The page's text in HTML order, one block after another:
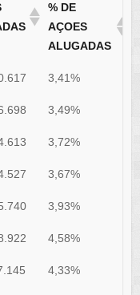
% DE
AÇOES
ALUGADAS
3,41%
3,49%
3,72%
3,67%
3,93%
4,58%
4,33%